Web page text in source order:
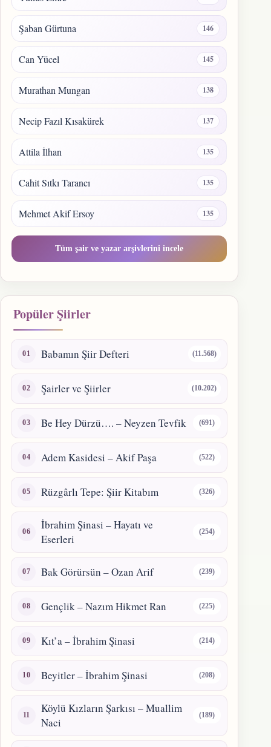
Şaban Gürtuna 146
Can Yücel 145
Murathan Mungan 138
Necip Fazıl Kısakürek 137
Attila İlhan 135
Cahit Sıtkı Tarancı 135
Mehmet Akif Ersoy 135
Tüm şair ve yazar arşivlerini incele
Popüler Şiirler
Babamın Şiir Defteri (11.568)
Şairler ve Şiirler (10.202)
Be Hey Dürzü…. – Neyzen Tevfik (691)
Adem Kasidesi – Akif Paşa (522)
Rüzgârlı Tepe: Şiir Kitabım (326)
İbrahim Şinasi – Hayatı ve
Eserleri
(254)
Bak Görürsün – Ozan Arif (239)
Gençlik – Nazım Hikmet Ran (225)
Kıt’a – İbrahim Şinasi (214)
Beyitler – İbrahim Şinasi (208)
Köylü Kızların Şarkısı – Muallim
Naci
(189)